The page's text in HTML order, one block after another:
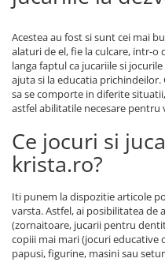
Acestea au fost si sunt cei mai
alaturi de el, fie la culcare, intr-o
langa faptul ca jucariile si
ajuta si la educatia
sa se comporte in diferite
astfel abilitatile necesare pentru
Ce jocuri si
krista.ro?
Iti punem la dispozitie articole
varsta. Astfel, ai posibilitatea de
(zornaitoare, jucarii pentru
copiii mai mari (jocuri educative
papusi, figurine, masini sau